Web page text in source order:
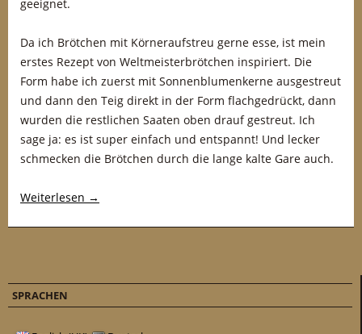
geeignet.
Da ich Brötchen mit Körneraufstreu gerne esse, ist mein
erstes Rezept von Weltmeisterbrötchen inspiriert. Die
Form habe ich zuerst mit Sonnenblumenkerne ausgestreut
und dann den Teig direkt in der Form flachgedrückt, dann
wurden die restlichen Saaten oben drauf gestreut. Ich
sage ja: es ist super einfach und entspannt! Und lecker
schmecken die Brötchen durch die lange kalte Gare auch.
Weiterlesen →
SPRACHEN